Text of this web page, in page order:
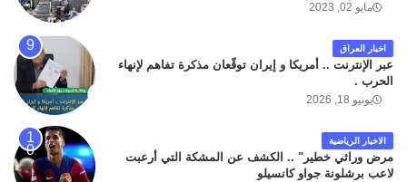
مايو 02, 2023
اخبار العراق
عبر الإنترنت .. أمريكا و إيران توقّعان مذكرة تفاهم لإنهاء
الحرب .
يونيو 18, 2026
الاخبار الرياضية
مرض وراثي خطير" .. الكشف عن المشكة التي أرعبت
لاعب برشلونة جواو كانسيلو